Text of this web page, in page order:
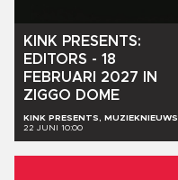
KINK PRESENTS:
EDITORS - 18
FEBRUARI
2027
IN
ZIGGO DOME
KINK PRESENTS, MUZIEKNIEUWS
22 JUNI 10:00